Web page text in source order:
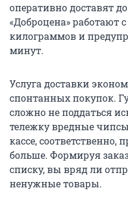
оперативно доставят
«Доброцена» работают
килограммов и
минут.
Услуга доставки
спонтанных покупок.
сложно не поддаться
тележку вредные
кассе, соответственно,
больше. Формируя
списку, вы вряд ли
ненужные товары.